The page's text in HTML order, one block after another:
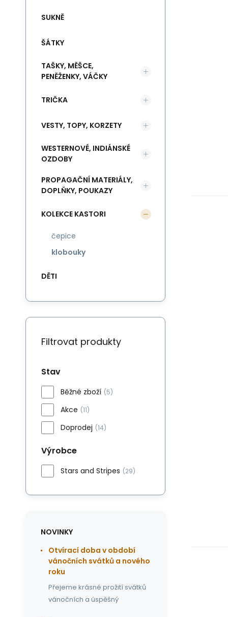
SUKNĚ
ŠÁTKY
TAŠKY, MĚŠCE,
PENĚŽENKY, VÁČKY
TRIČKA
VESTY, TOPY, KORZETY
WESTERNOVÉ, INDIÁNSKÉ
OZDOBY
PROPAGAČNÍ MATERIÁLY,
DOPLŇKY, POUKAZY
KOLEKCE KASTORI
čepice
klobouky
DĚTI
Filtrovat produkty
Stav
Běžné zboží (5)
Akce (11)
Doprodej (14)
Výrobce
Stars and Stripes (29)
NOVINKY
Otvírací doba v období
vánočních svátků a nového
roku
Přejeme krásné prožití svátků
vánočních a úspěšný